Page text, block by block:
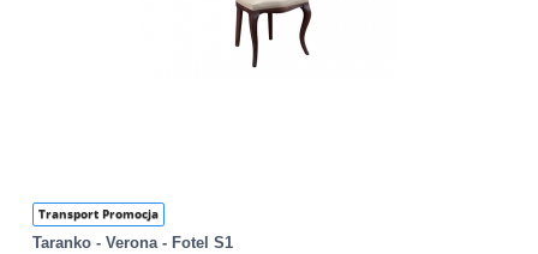
Transport Promocja
Taranko - Verona - Fotel S1